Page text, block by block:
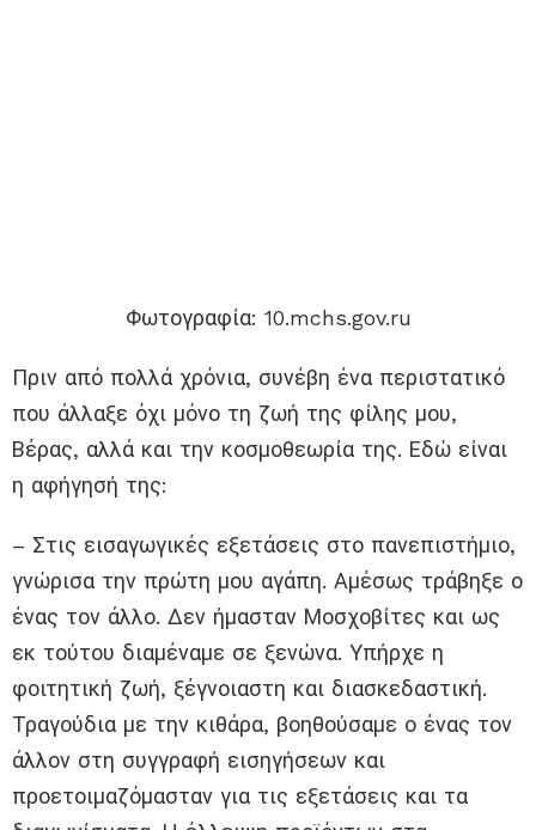
Φωτογραφία: 10.mchs.gov.ru
Πριν από πολλά χρόνια, συνέβη ένα περιστατικό
που άλλαξε όχι μόνο τη ζωή της φίλης μου,
Βέρας, αλλά και την κοσμοθεωρία της. Εδώ είναι
η αφήγησή της:
– Στις εισαγωγικές εξετάσεις στο πανεπιστήμιο,
γνώρισα την πρώτη μου αγάπη. Αμέσως τράβηξε ο
ένας τον άλλο. Δεν ήμασταν Μοσχοβίτες και ως
εκ τούτου διαμέναμε σε ξενώνα. Υπήρχε η
φοιτητική ζωή, ξέγνοιαστη και διασκεδαστική.
Τραγούδια με την κιθάρα, βοηθούσαμε ο ένας τον
άλλον στη συγγραφή εισηγήσεων και
προετοιμαζόμασταν για τις εξετάσεις και τα